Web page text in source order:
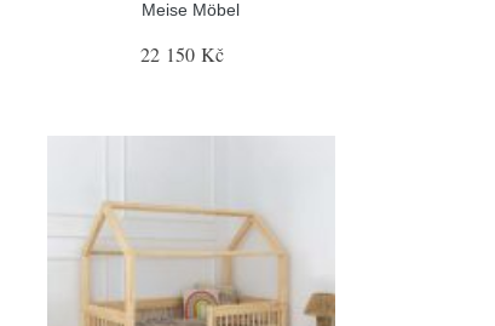
Meise Möbel
22 150 Kč